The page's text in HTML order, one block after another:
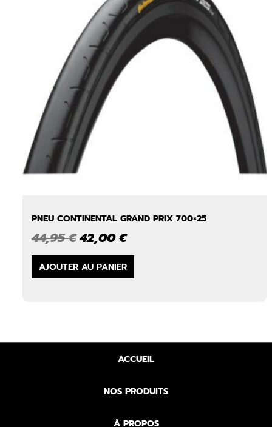
PNEU CONTINENTAL GRAND PRIX 700×25
44,95€ Le
prix
initial
était :
42,00€Le
actuel
est :
AJOUTER AU PANIER
ACCUEIL
NOS PRODUITS
À PROPOS